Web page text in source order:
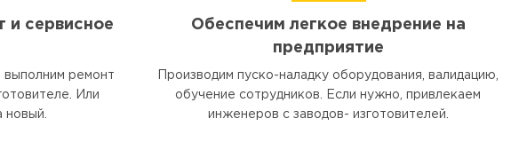
и сервисное
выполним ремонт
Или
новый.
Обеспечим легкое внедрение на
предприятие
Производим пуско-наладку оборудования, валидацию,
обучение сотрудников. Если нужно, привлекаем
инженеров с заводов- изготовителей.